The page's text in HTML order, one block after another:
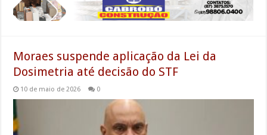
Moraes suspende aplicação da Lei da
Dosimetria até decisão do STF
10 de maio de 2026 0